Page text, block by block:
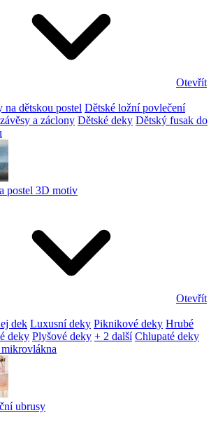
Otevřít
na dětskou postel Dětské ložní povlečení
a záclony Dětské deky Dětský fusak do
postel 3D motiv
Otevřít
dek Luxusní deky Piknikové deky Hrubé
deky Plyšové deky + 2 další Chlupaté deky
ubrusy